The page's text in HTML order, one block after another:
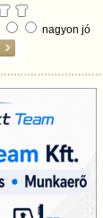
nagyon jó